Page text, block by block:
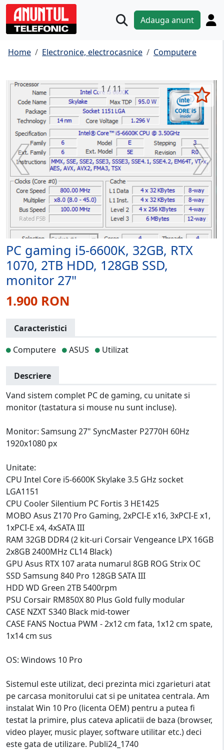
Adauga anunt
Home Electronice, electrocasnice Computere
1 / 11
PC gaming i5-6600K, 32GB, RTX
1070, 2TB HDD, 128GB SSD,
monitor 27"
1.900 RON
Caracteristici
Computere
ASUS Utilizat
Descriere
Vand sistem complet PC de gaming, cu unitate si
monitor (tastatura si mouse nu sunt incluse).
Monitor: Samsung 27" SyncMaster P2770H 60Hz
1920x1080 px
Unitate:
CPU Intel Core i5-6600K Skylake 3.5 GHz socket
LGA1151
CPU Cooler Silentium PC Fortis 3 HE1425
MOBO Asus Z170 Pro Gaming, 2xPCI-E x16, 3xPCI-E x1,
1xPCI-E x4, 4xSATA III
RAM 32GB DDR4 (2 kit-uri Corsair Vengeance LPX 16GB
2x8GB 2400MHz CL14 Black)
GPU Asus RTX 107 arata numarul 8GB ROG Strix OC
SSD Samsung 840 Pro 128GB SATA III
HDD WD Green 2TB 5400rpm
PSU Corsair RM850X 80 Plus Gold fully modular
CASE NZXT S340 Black mid-tower
CASE FANS Noctua PWM - 2x12 cm fata, 1x12 cm spate,
1x14 cm sus
OS: Windows 10 Pro
Sistemul este utilizat, deci prezinta mici zgarieturi atat
pe carcasa monitorului cat si pe unitatea centrala. Am
instalat Win 10 Pro (licenta OEM) pentru a putea fi
testat la primire, plus cateva aplicatii de baza (browser,
video player, music player, software utilitar etc.) deci
este gata de utilizare. Publi24_1740